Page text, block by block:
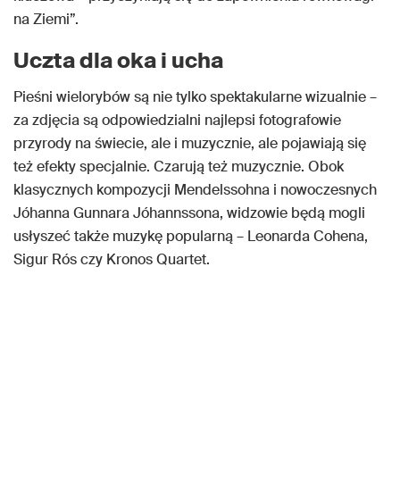
na Ziemi”.
Uczta dla oka i ucha
Pieśni wielorybów są nie tylko spektakularne wizualnie –
za zdjęcia są odpowiedzialni najlepsi fotografowie
przyrody na świecie‚ ale i muzycznie, ale pojawiają się
też efekty specjalnie. Czarują też muzycznie. Obok
klasycznych kompozycji Mendelssohna i nowoczesnych
Jóhanna Gunnara Jóhannssona, widzowie będą mogli
usłyszeć także muzykę popularną – Leonarda Cohena,
Sigur Rós czy Kronos Quartet.